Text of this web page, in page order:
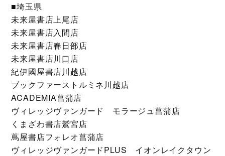
■埼玉県
未来屋書店上尾店
未来屋書店入間店
未来屋書店春日部店
未来屋書店川口店
紀伊國屋書店川越店
ブックファーストルミネ川越店
ACADEMIA菖蒲店
ヴィレッジヴァンガード モラージュ菖蒲店
くまざわ書店鷲宮店
蔦屋書店フォレオ菖蒲店
ヴィレッジヴァンガードPLUS イオンレイクタウン